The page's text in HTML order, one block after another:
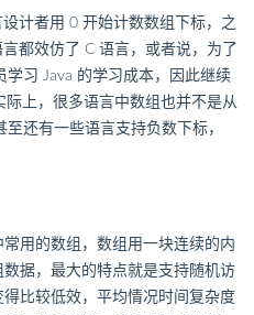
计者用 0 开始计数数组下标，之
都效仿了 C 语言，或者说，为了
习 Java 的学习成本，因此继续
上，很多语言中数组也并不是从
还有一些语言支持负数下标，
用的数组，数组用一块连续的内
据，最大的特点就是支持随机访
比较低效，平均情况时间复杂度